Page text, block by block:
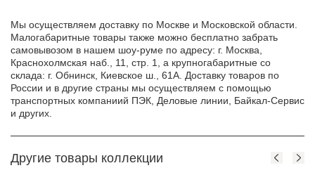
Мы осуществляем доставку по Москве и Московской области.
Малогабаритные товары также можно бесплатно забрать
самовывозом в нашем шоу-руме по адресу: г. Москва,
Краснохолмская наб., 11, стр. 1, а крупногабаритные со
склада: г. Обнинск, Киевское ш., 61А. Доставку товаров по
России и в другие страны мы осуществляем с помощью
транспортных компаниий ПЭК, Деловые линии, Байкал-Сервис
и других.
Другие товары коллекции